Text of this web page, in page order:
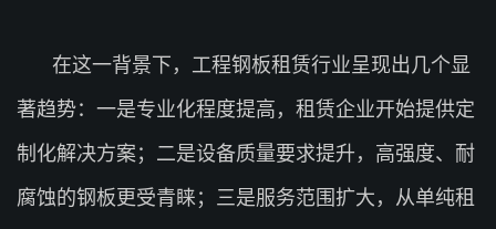
在这一背景下，工程钢板租赁行业呈现出几个显
著趋势：一是专业化程度提高，租赁企业开始提供定
制化解决方案；二是设备质量要求提升，高强度、耐
腐蚀的钢板更受青睐；三是服务范围扩大，从单纯租